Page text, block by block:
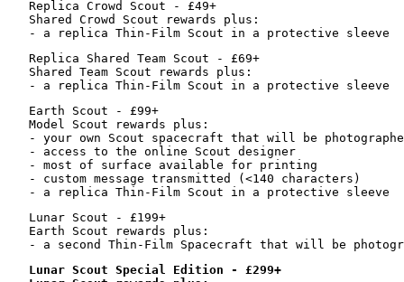
   Replica Crowd Scout - £49+
   Shared Crowd Scout rewards plus:
   Replica Shared Team Scout - £69+
   Shared Team Scout rewards plus:
   Earth Scout - £99+
   Model Scout rewards plus:
- your own Scout spacecraft that will be
   - access to the online Scout designer
   - most of surface available for printing
   - custom message transmitted (<140 characters)
   Lunar Scout - £199+
   Earth Scout rewards plus:
Lunar Scout Special Edition - £299+